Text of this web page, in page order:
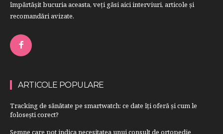
împărtăşit bucuria aceasta, veți găsi aici interviuri, articole şi
recomandări avizate.
ARTICOLE POPULARE
Tracking de sănătate pe smartwatch: ce date îți oferă și cum le
folosești corect?
Semne care pot indica necesitatea unui consult de ortopedie